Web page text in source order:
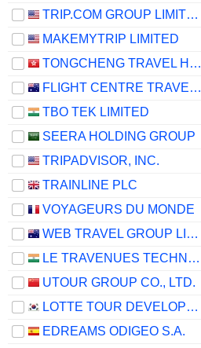
TRIP.COM GROUP LIMITED
MAKEMYTRIP LIMITED
TONGCHENG TRAVEL HOLDINGS LIMITED
FLIGHT CENTRE TRAVEL GROUP LIMITED
TBO TEK LIMITED
SEERA HOLDING GROUP
TRIPADVISOR, INC.
TRAINLINE PLC
VOYAGEURS DU MONDE
WEB TRAVEL GROUP LIMITED
LE TRAVENUES TECHNOLOGY LIMITED
UTOUR GROUP CO., LTD.
LOTTE TOUR DEVELOPMENT CO., LTD.
EDREAMS ODIGEO S.A.